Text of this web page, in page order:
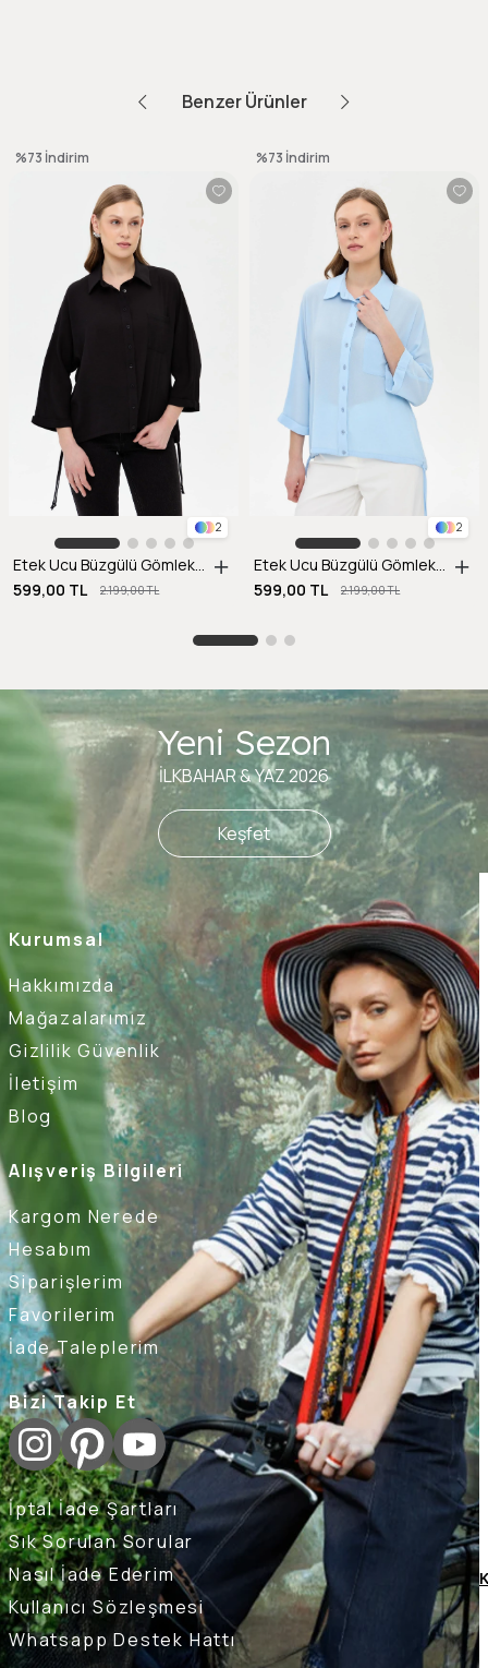
Benzer Ürünler
2
Etek Ucu Büzgülü Gömlek-SİYAH
599,00 TL
2.199,00 TL
%73 İndirim
2
Etek Ucu Büzgülü Gömlek-A.MAVI
599,00 TL
2.199,00 TL
%73 İndirim
Kurumsal
Hakkımızda
Mağazalarımız
Gizlilik Güvenlik
İletişim
Blog
Alışveriş Bilgileri
Kargom Nerede
Hesabım
Siparişlerim
Favorilerim
İade Taleplerim
Bizi Takip Et
İptal İade Şartları
Sık Sorulan Sorular
Nasıl İade Ederim
Kullanıcı Sözleşmesi
Whatsapp Destek Hattı
Yeni Sezon
İLKBAHAR & YAZ 2026
Keşfet